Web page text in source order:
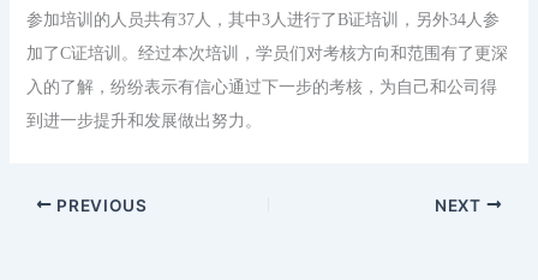
参加培训的人员共有37 人，其中3 人进行了B证培训，另外34 人参
加了C证培训。经过本次培训，学员们对考核方向和范围有了更深
入的了解，纷纷表示有信心通过下一步的考核，为自己和公司得
到进一步提升和发展做出努力。
PREVIOUS NEXT